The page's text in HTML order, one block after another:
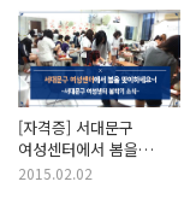
[자격증] 서대문구
여성센터에서 봄을
맞이하세요~!
2015.02.02